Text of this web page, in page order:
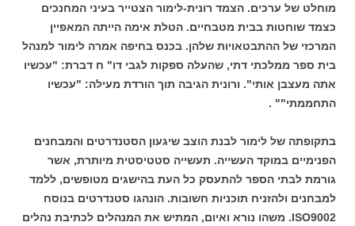
מוחלט של ערכים. הצמד רונית-לימור הצטייר בעיני המחנכים
כצמד שוחטות בבית מטבחיים. הטלת אימה הייתה המאפיין
המרכזי של ההתבטאויות שלהן. בכנס בחיפה אמרה לימור למנהל
בית ספר ממלכתי דתי, שהעלה ספקות לגבי דו" ח דברת: "עכשיו
אתה מעצבן אותי". ורונית הגיבה תוך הורדת מעילה: "עכשיו
התחממתי"" .
בתקופתה של לימור לבנת הוצב שיגעון הסטנדרטים והמבחנים
הפנימיים במוקד העשייה. תעשייה סטטיסטית מיותרת, אשר
גורמת לבתי הספר להתעסק כל העת בהישגים מטופשים, ללמד
למבחנים ולהזניח תוכניות חשובות. הונהגו סטנדרטים בנוסח
ISO9002. משהו נורא ואיום, המתיש את המנהלים לכתיבת נהלים